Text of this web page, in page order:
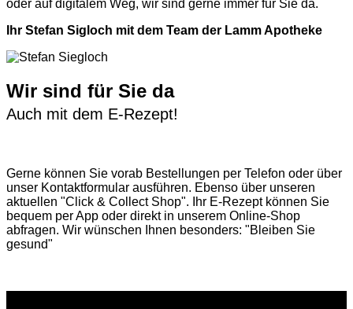
oder auf digitalem Weg, wir sind gerne immer für Sie da.
Ihr Stefan Sigloch mit dem Team der Lamm Apotheke
Wir sind für Sie da
Auch mit dem E-Rezept!
Gerne können Sie vorab Bestellungen per Telefon oder über
unser Kontaktformular ausführen. Ebenso über unseren
aktuellen "Click & Collect Shop". Ihr E-Rezept können Sie
bequem per App oder direkt in unserem Online-Shop
abfragen. Wir wünschen Ihnen besonders: "Bleiben Sie
gesund"